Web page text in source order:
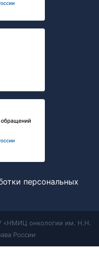
персональных
«НМИЦ онкологии им. Н.Н.
России